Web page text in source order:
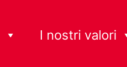
I nostri valori